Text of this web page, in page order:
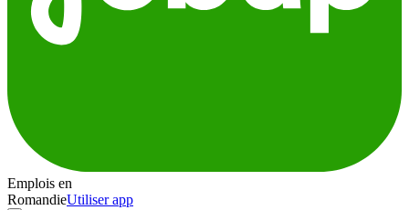
Emplois en
RomandieUtiliser app